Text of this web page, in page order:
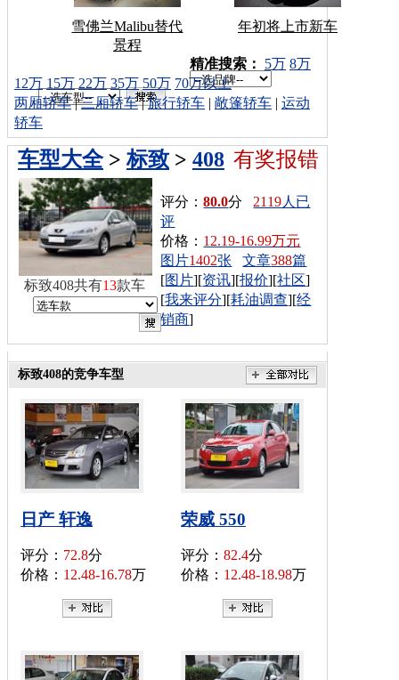
雪佛兰Malibu替代
景程
年初将上市新车
车型搜索：
精准搜索： 5万 8万
12万 15万 22万 35万 50万 70万以上
两厢轿车|三厢轿车|旅行轿车 | 敞篷轿车 | 运动
轿车
有奖报错
车型大全>标致 > 408
评分：80.0分 2119人已
评
价格： 12.19-16.99万元
图片1402张 文章388篇
[图片][资讯][报价][社区]
[我来评分][耗油调查][经
销商]
标致408共有13款车
标致408的竞争车型
日产 轩逸
评分： 72.8分
价格： 12.48-16.78万
荣威 550
评分： 82.4分
价格： 12.48-18.98万